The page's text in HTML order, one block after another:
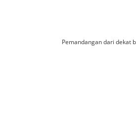
Pemandangan dari dekat